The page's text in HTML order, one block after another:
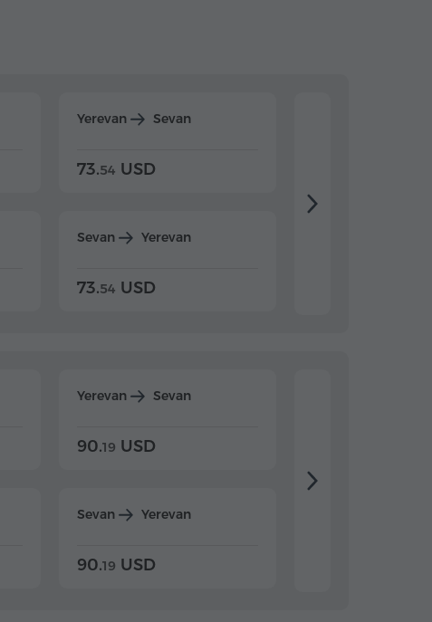
Yerevan Sevan
73.54 USD
Sevan Yerevan
73.54 USD
Yerevan Sevan
90.19 USD
Sevan Yerevan
90.19 USD